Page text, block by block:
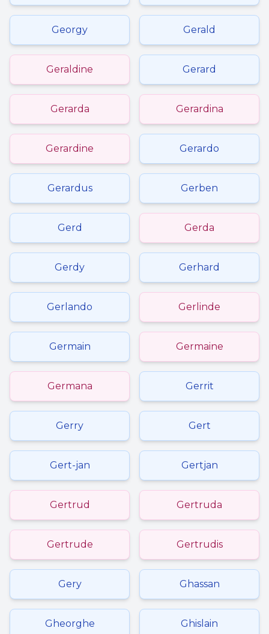
Georgy Gerald
Geraldine Gerard
Gerarda Gerardina
Gerardine Gerardo
Gerardus Gerben
Gerd Gerda
Gerdy Gerhard
Gerlando Gerlinde
Germain Germaine
Germana Gerrit
Gerry Gert
Gert-jan Gertjan
Gertrud Gertruda
Gertrude Gertrudis
Gery Ghassan
Gheorghe Ghislain